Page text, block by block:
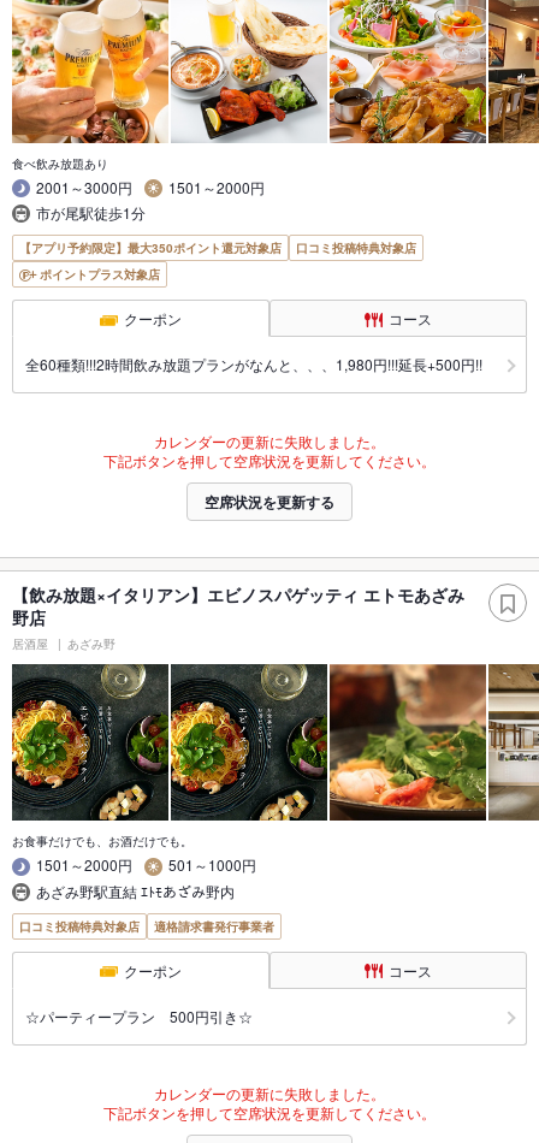
食べ飲み放題あり
2001～3000円
1501～2000円
市が尾駅徒歩1分
【アプリ予約限定】最大350ポイント還元対象店
口コミ投稿特典対象店
ポイントプラス対象店
クーポン コース
全60種類!!!2時間飲み放題プランがなんと、、、1,980円!!!延長+500円!!
カレンダーの更新に失敗しました。
下記ボタンを押して空席状況を更新してください。
空席状況を更新する
【飲み放題×イタリアン】エビノスパゲッティ エトモあざみ
野店
居酒屋 あざみ野
お食事だけでも、お酒だけでも。
1501～2000円
501～1000円
あざみ野駅直結 ｴﾄﾓあざみ野内
口コミ投稿特典対象店 適格請求書発行事業者
クーポン コース
☆パーティープラン 500円引き☆
カレンダーの更新に失敗しました。
下記ボタンを押して空席状況を更新してください。